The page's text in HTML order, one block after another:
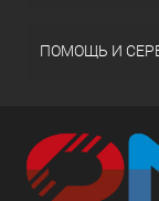
ПОМОЩЬ И